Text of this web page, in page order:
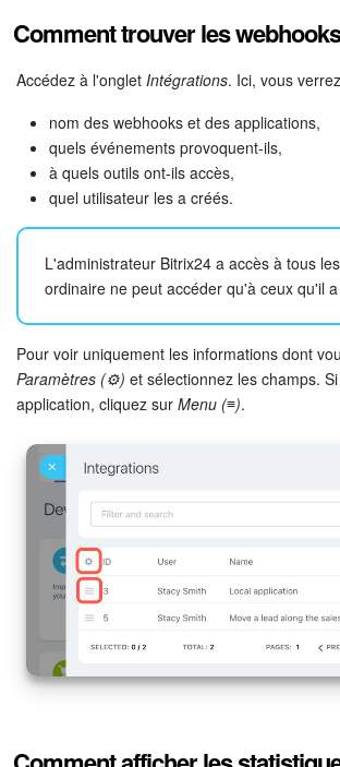
Comment trouver les
Accédez à l'onglet Intégrations. Ici, vous
nom des webhooks et des applications,
quels événements provoquent-ils,
à quels outils ont-ils accès,
quel utilisateur les a créés.
L'administrateur Bitrix24 a accès à tous
ordinaire ne peut accéder qu'à ceux qu'il
Pour voir uniquement les informations dont
Paramètres (⚙️) et sélectionnez les champs.
application, cliquez sur Menu (≡).